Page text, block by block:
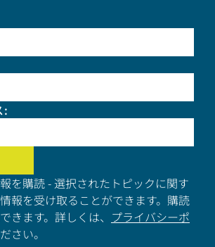
:
を購読 - 選択されたトピックに関す
報を受け取ることができます。購読
きます。詳しくは、 プライバシーポ
さい。